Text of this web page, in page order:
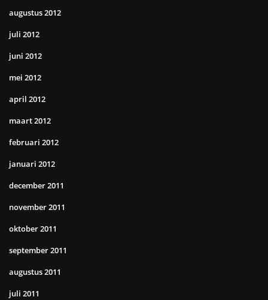
augustus 2012
juli 2012
juni 2012
mei 2012
april 2012
maart 2012
februari 2012
januari 2012
december 2011
november 2011
oktober 2011
september 2011
augustus 2011
juli 2011